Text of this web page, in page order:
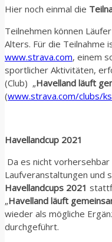
Hier noch einmal die
Teilnehmen können
Alters. Für die Teilnahme
www.strava.com, einem
sportlicher Aktivitäten,
(Club) „Havelland läuft
(www.strava.com/clubs/
Havellandcup 2021
Da es nicht
Laufveranstaltungen und
Havellandcups 2021
„Havelland läuft
wieder als mögliche
durchgeführt.